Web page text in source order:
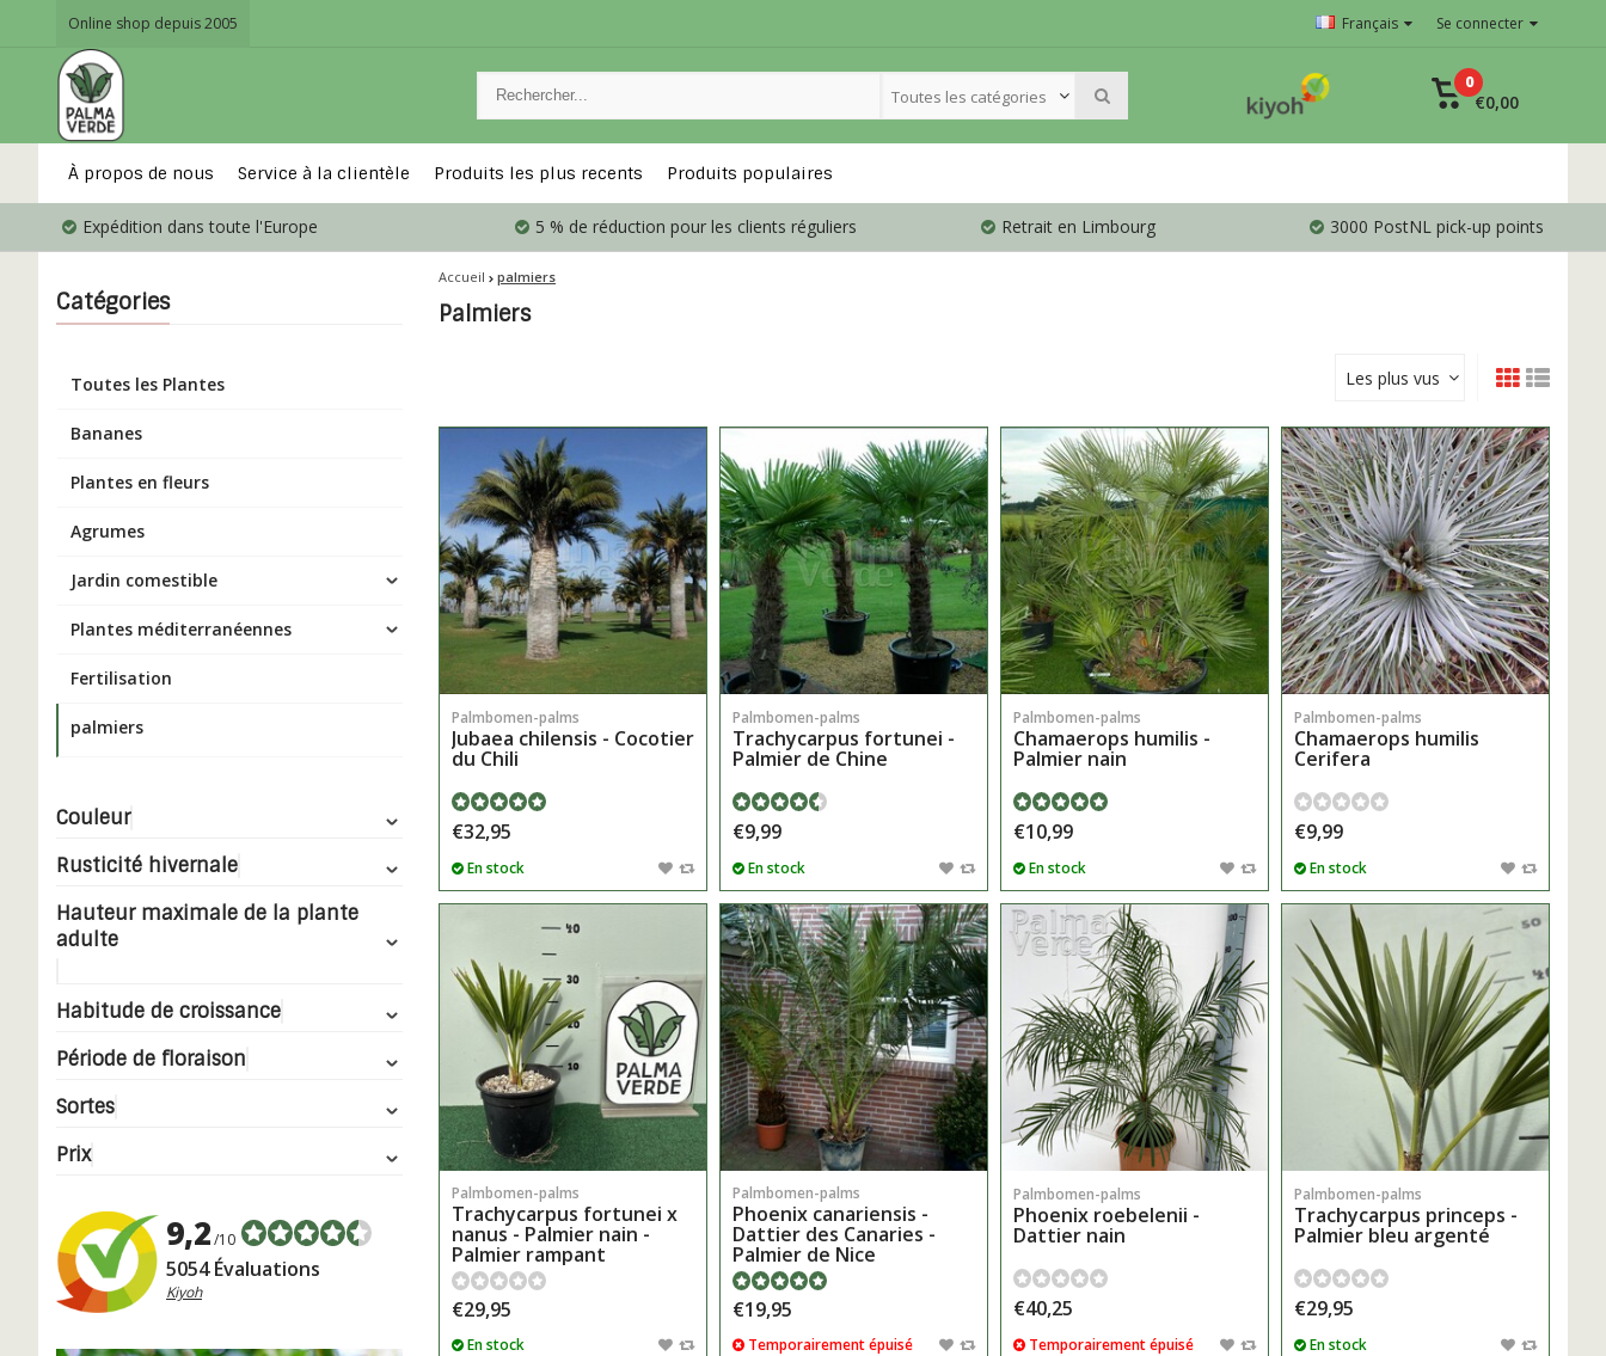
Online shop depuis 2005 Français Se connecter
Toutes les catégories
0
€0,00
À propos de nous Service à la clientèle Produits les plus recents Produits populaires
Expédition dans toute l'Europe 5 % de réduction pour les clients réguliers Retrait en Limbourg 3000 PostNL pick-up points
Catégories
Toutes les Plantes
Bananes
Plantes en fleurs
Agrumes
Jardin comestible
Plantes méditerranéennes
Fertilisation
palmiers
Couleur
Rusticité hivernale
Hauteur maximale de la plante
adulte
Habitude de croissance
Période de floraison
Sortes
Prix
9,2/10
5054 Évaluations
Kiyoh
Accueil palmiers
Palmiers
Les plus vus
Palmbomen-palms
Jubaea chilensis - Cocotier
du Chili
€32,95
En stock
Palmbomen-palms
Trachycarpus fortunei -
Palmier de Chine
€9,99
En stock
Palmbomen-palms
Chamaerops humilis -
Palmier nain
€10,99
En stock
Palmbomen-palms
Chamaerops humilis
Cerifera
€9,99
En stock
Palmbomen-palms
Trachycarpus fortunei x
nanus - Palmier nain -
Palmier rampant
€29,95
En stock
Palmbomen-palms
Phoenix canariensis -
Dattier des Canaries -
Palmier de Nice
€19,95
Temporairement épuisé
Palmbomen-palms
Phoenix roebelenii -
Dattier nain
€40,25
Temporairement épuisé
Palmbomen-palms
Trachycarpus princeps -
Palmier bleu argenté
€29,95
En stock